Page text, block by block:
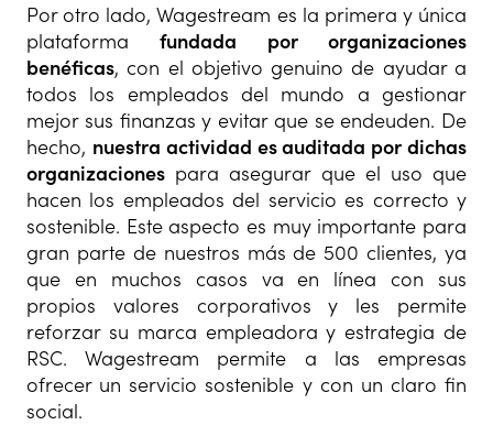
Por otro lado, Wagestream es la primera y única
plataformafundada por organizaciones
benéficas, con el objetivo genuino de ayudar a
todos los empleados del mundo a gestionar
mejor sus finanzas y evitar que se endeuden. De
hecho, nuestra actividad es auditada por dichas
organizaciones para asegurar que el uso que
hacen los empleados del servicio es correcto y
sostenible. Este aspecto es muy importante para
gran parte de nuestros más de 500 clientes, ya
que en muchos casos va en línea con sus
propios valores corporativos y les permite
reforzar su marca empleadora y estrategia de
RSC. Wagestream permite a las empresas
ofrecer un servicio sostenible y con un claro fin
social.